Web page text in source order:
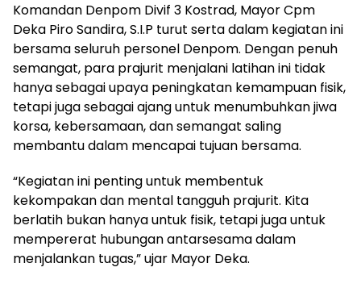
Komandan Denpom Divif 3 Kostrad, Mayor Cpm
Deka Piro Sandira, S.I.P turut serta dalam kegiatan ini
bersama seluruh personel Denpom. Dengan penuh
semangat, para prajurit menjalani latihan ini tidak
hanya sebagai upaya peningkatan kemampuan fisik,
tetapi juga sebagai ajang untuk menumbuhkan jiwa
korsa, kebersamaan, dan semangat saling
membantu dalam mencapai tujuan bersama.
“Kegiatan ini penting untuk membentuk
kekompakan dan mental tangguh prajurit. Kita
berlatih bukan hanya untuk fisik, tetapi juga untuk
mempererat hubungan antarsesama dalam
menjalankan tugas,” ujar Mayor Deka.